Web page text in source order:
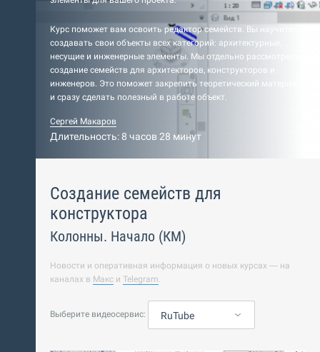
Курс поможет вам освоить редактор семейств. Вы научитесь
создавать свои объекты всех категорий: архитектурные,
несущие и инженерные элементы. Мы отдельно рассмотрели
создание семейств для архитекторов, конструкторов и
инженеров. Это поможет закрепить теоретический материал
и сразу сделать полезный в работе объект.
Сергей Макаров
Длительность: 8 часов 28 минут
Создание семейств для
конструктора
Колонны. Начало (КМ)
Новости и оперативная информация о новых курсах — на
каналах в Макс и Telegram.
Выберите видеосервис: RuTube